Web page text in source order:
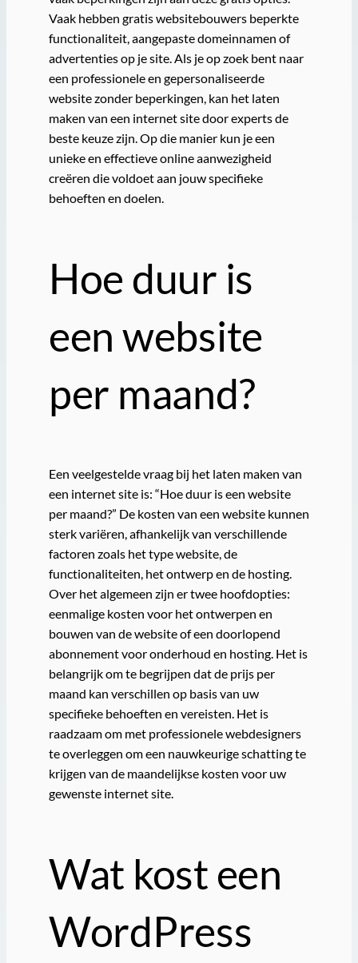
Vaak hebben gratis websitebouwers beperkte
functionaliteit, aangepaste domeinnamen of
advertenties op je site. Als je op zoek bent naar
een professionele en gepersonaliseerde
website zonder beperkingen, kan het laten
maken van een internet site door experts de
beste keuze zijn. Op die manier kun je een
unieke en effectieve online aanwezigheid
creëren die voldoet aan jouw specifieke
behoeften en doelen.
Hoe duur is
een website
per maand?
Een veelgestelde vraag bij het laten maken van
een internet site is: “Hoe duur is een website
per maand?” De kosten van een website kunnen
sterk variëren, afhankelijk van verschillende
factoren zoals het type website, de
functionaliteiten, het ontwerp en de hosting.
Over het algemeen zijn er twee hoofdopties:
eenmalige kosten voor het ontwerpen en
bouwen van de website of een doorlopend
abonnement voor onderhoud en hosting. Het is
belangrijk om te begrijpen dat de prijs per
maand kan verschillen op basis van uw
specifieke behoeften en vereisten. Het is
raadzaam om met professionele webdesigners
te overleggen om een nauwkeurige schatting te
krijgen van de maandelijkse kosten voor uw
gewenste internet site.
Wat kost een
WordPress